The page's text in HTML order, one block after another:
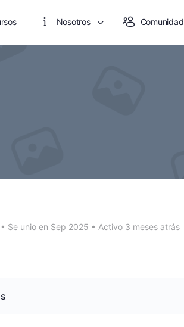
Nosotros Comunidad
• Se unio en Sep 2025 • Activo 3 meses atrás